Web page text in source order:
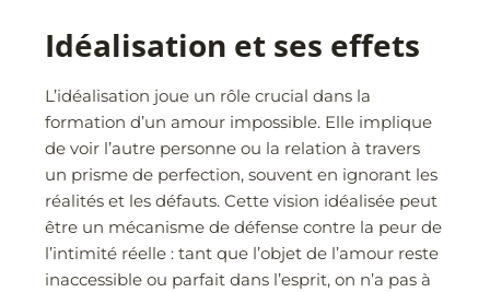
Idéalisation et ses effets
L’idéalisation joue un rôle crucial dans la
formation d’un amour impossible. Elle implique
de voir l’autre personne ou la relation à travers
un prisme de perfection, souvent en ignorant les
réalités et les défauts. Cette vision idéalisée peut
être un mécanisme de défense contre la peur de
l’intimité réelle : tant que l’objet de l’amour reste
inaccessible ou parfait dans l’esprit, on n’a pas à